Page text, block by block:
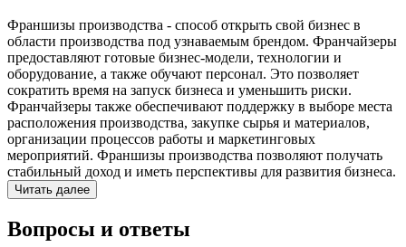
Франшизы производства - способ открыть свой бизнес в
области производства под узнаваемым брендом. Франчайзеры
предоставляют готовые бизнес-модели, технологии и
оборудование, а также обучают персонал. Это позволяет
сократить время на запуск бизнеса и уменьшить риски.
Франчайзеры также обеспечивают поддержку в выборе места
расположения производства, закупке сырья и материалов,
организации процессов работы и маркетинговых
мероприятий. Франшизы производства позволяют получать
стабильный доход и иметь перспективы для развития бизнеса.
Читать далее
Вопросы и ответы